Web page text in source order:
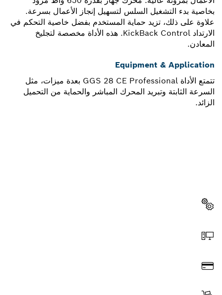
بخاصية بدء التشغيل السلس لتسهيل إنجاز الأعمال بسرعة.
علاوة على ذلك، تزيد حماية المستخدم بفضل خاصية التحكم في
الارتداد KickBack Control. هذه الأداة مخصصة لتجليخ
المعادن.
Equipment & Application
تتمتع الأداة GGS 28 CE Professional بعدة ميزات، مثل
السرعة الثابتة وتبريد المحرك المباشر والحماية من التحميل
الزائد.